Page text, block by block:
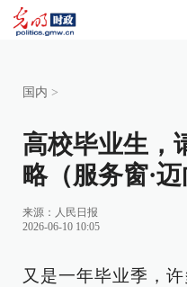
国内 >
高校毕业生，
略（服务窗·迈
来源： 人民日报
2026-06-10 10:05
又是一年毕业季，